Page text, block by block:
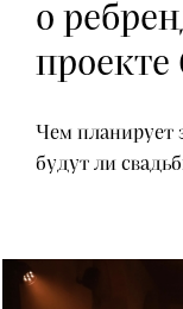
о
проекте
Чем планирует
будут ли